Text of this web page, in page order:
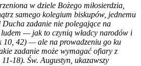
w dziele Bożego miłosierdzia,
samego kolegium biskupów, jednemu
zadanie nie polegające na
— jak to czynią władcy narodów i
10, 42) — ale na prowadzeniu go ku
zadanie może wymagać ofiary z
18). Św. Augustyn, ukazawszy